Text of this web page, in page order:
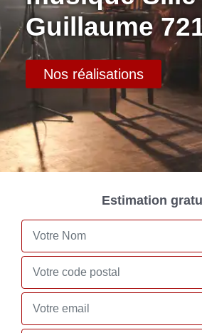
Guillaume
Nos réalisations
Estimation